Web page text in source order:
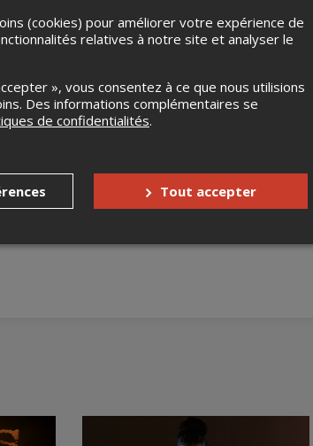
du monde en plein essor, qui s’inspire des
comme "Pa Kite'm" et "Mwen Pare",
pour le Gala Dynastie dans la catégorie
sa voix charmeuse, et sa présence
Aucun remboursement
(cookies) pour améliorer votre expérience de
relatives à notre site et analyser le
», vous consentez à ce que nous utilisions
Des informations complémentaires se
de confidentialités.
Tout accepter